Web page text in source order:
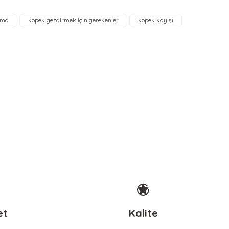
köpek gezdirmek için gerekenler
köpek kayışı
Kalite